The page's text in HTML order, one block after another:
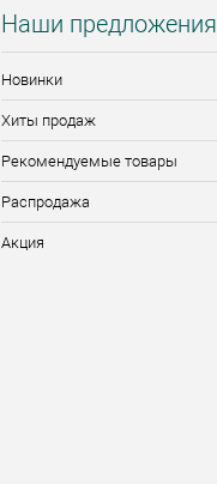
Наши предложения
Новинки
Хиты продаж
Рекомендуемые товары
Распродажа
Акция